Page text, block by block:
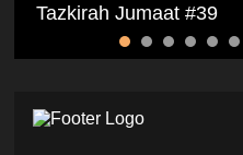
Tazkirah Jumaat #39